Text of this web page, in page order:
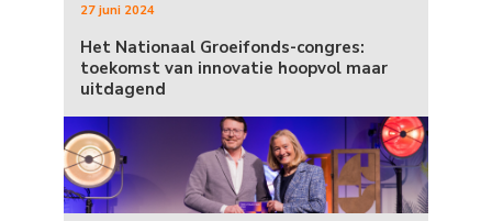
27 juni 2024
Het Nationaal Groeifonds-congres:
toekomst van innovatie hoopvol maar
uitdagend